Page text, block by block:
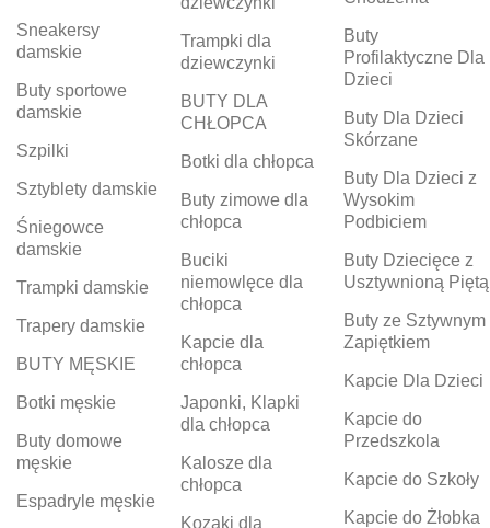
Sneakersy
damskie
Buty sportowe
damskie
Szpilki
Sztyblety damskie
Śniegowce
damskie
Trampki damskie
Trapery damskie
BUTY MĘSKIE
Botki męskie
Buty domowe
męskie
Espadryle męskie
Trampki dla
dziewczynki
BUTY DLA
CHŁOPCA
Botki dla chłopca
Buty zimowe dla
chłopca
Buciki
niemowlęce dla
chłopca
Kapcie dla
chłopca
Japonki, Klapki
dla chłopca
Kalosze dla
chłopca
Kozaki dla
Buty
Profilaktyczne Dla
Dzieci
Buty Dla Dzieci
Skórzane
Buty Dla Dzieci z
Wysokim
Podbiciem
Buty Dziecięce z
Usztywnioną Piętą
Buty ze Sztywnym
Zapiętkiem
Kapcie Dla Dzieci
Kapcie do
Przedszkola
Kapcie do Szkoły
Kapcie do Żłobka